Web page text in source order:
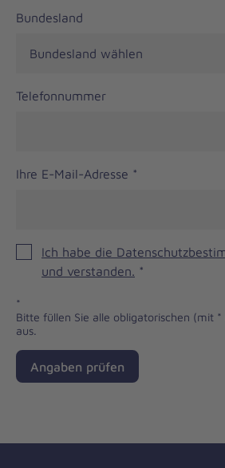
Bundesland
Telefonnummer
Ihre E-Mail-Adresse *
Ich habe die
und verstanden. *
*
Bitte füllen Sie alle obligatorischen (mit
aus.
Angaben prüfen